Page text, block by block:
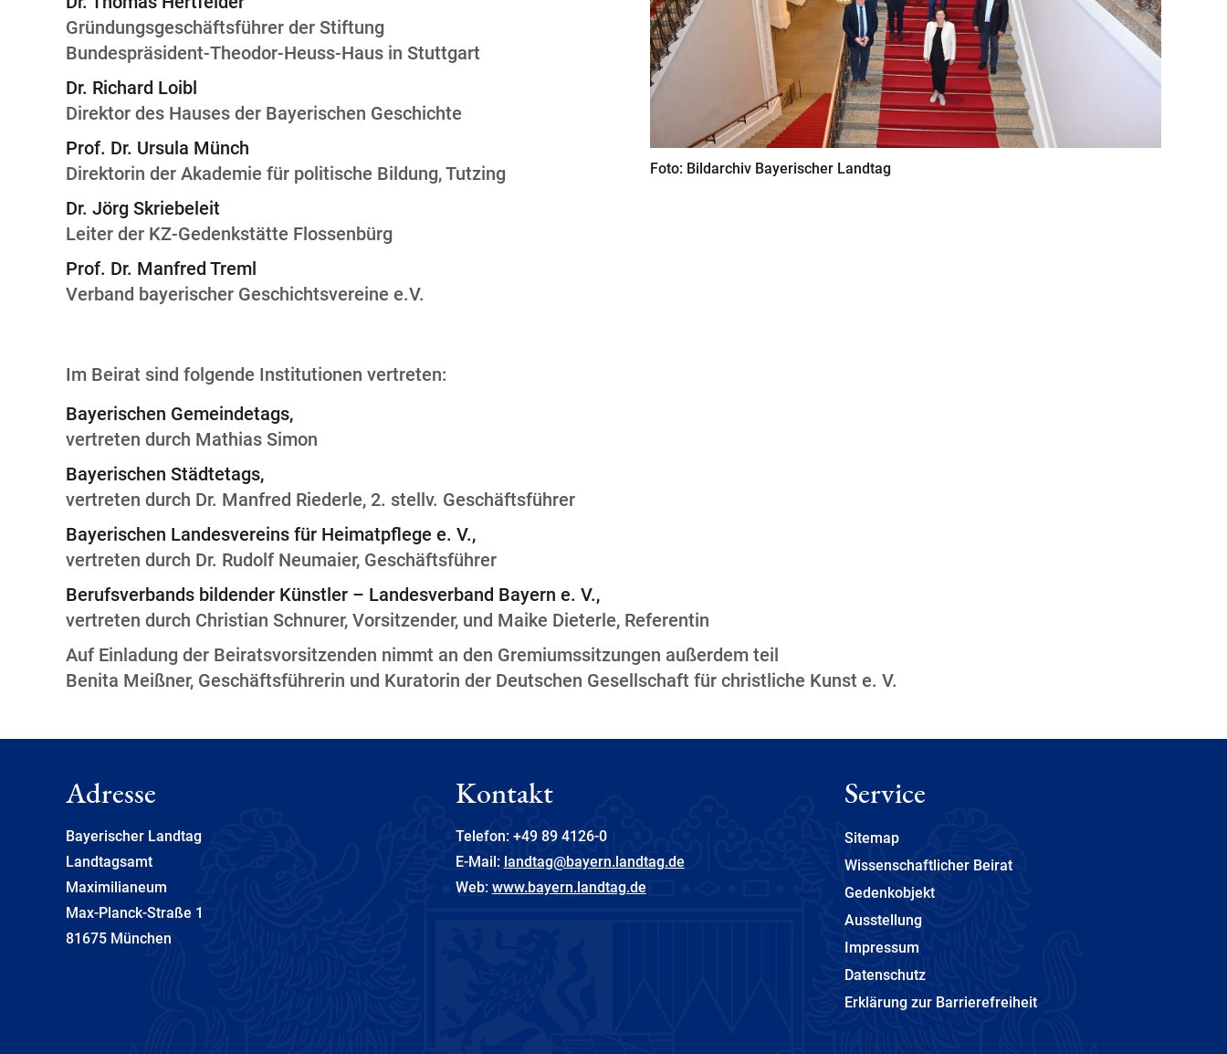
Gründungsgeschäftsführer der Stiftung
Bundespräsident-Theodor-Heuss-Haus in Stuttgart
Dr. Richard Loibl
Direktor des Hauses der Bayerischen Geschichte
Prof. Dr. Ursula Münch
Direktorin der Akademie für politische Bildung, Tutzing
Dr. Jörg Skriebeleit
Leiter der KZ-Gedenkstätte Flossenbürg
Prof. Dr. Manfred Treml
Verband bayerischer Geschichtsvereine e.V.
Foto: Bildarchiv Bayerischer Landtag
Im Beirat sind folgende Institutionen vertreten:
Bayerischen Gemeindetags,
vertreten durch Mathias Simon
Bayerischen Städtetags,
vertreten durch Dr. Manfred Riederle, 2. stellv. Geschäftsführer
Bayerischen Landesvereins für Heimatpflege e. V.,
vertreten durch Dr. Rudolf Neumaier, Geschäftsführer
Berufsverbands bildender Künstler – Landesverband Bayern e. V.,
vertreten durch Christian Schnurer, Vorsitzender, und Maike Dieterle, Referentin
Auf Einladung der Beiratsvorsitzenden nimmt an den Gremiumssitzungen außerdem teil
Benita Meißner, Geschäftsführerin und Kuratorin der Deutschen Gesellschaft für christliche Kunst e. V.
Adresse
Bayerischer Landtag
Landtagsamt
Maximilianeum
Max-Planck-Straße 1
81675 München
Kontakt
Telefon: +49 89 4126-0
E-Mail: landtag@bayern.landtag.de
Web: www.bayern.landtag.de
Service
Sitemap
Wissenschaftlicher Beirat
Gedenkobjekt
Ausstellung
Impressum
Datenschutz
Erklärung zur Barrierefreiheit